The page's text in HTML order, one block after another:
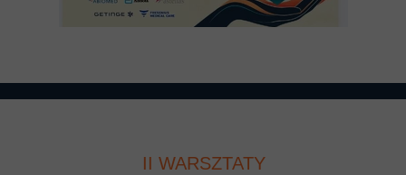
II WARSZTATY